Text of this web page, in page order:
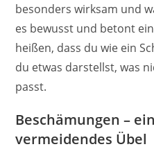
besonders wirksam und
es bewusst und betont
heißen, dass du wie ein
du etwas darstellst, was
passt.
Beschämungen –
vermeidendes Übel